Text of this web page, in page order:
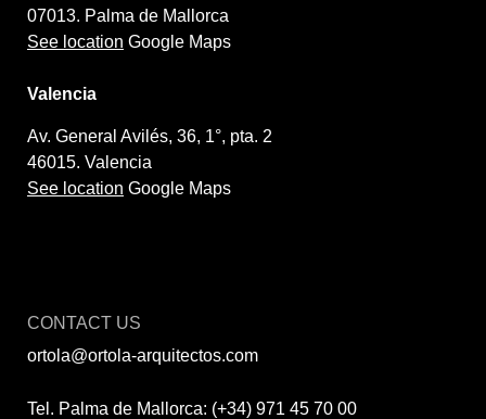
07013. Palma de Mallorca
See location Google Maps
Valencia
Av. General Avilés, 36, 1°, pta. 2
46015. Valencia
See location Google Maps
CONTACT US
ortola@ortola-arquitectos.com
Tel. Palma de Mallorca: (+34) 971 45 70 00